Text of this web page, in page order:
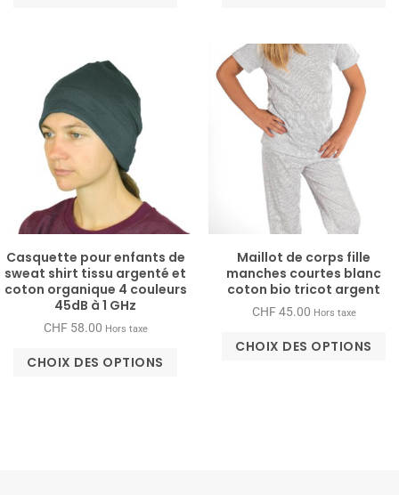
Casquette pour enfants de
sweat shirt tissu argenté et
coton organique 4 couleurs
45dB à 1 GHz
CHF58.00 Hors taxe
CHOIX DES OPTIONS
Maillot de corps fille
manches courtes blanc
coton bio tricot argent
CHF45.00 Hors taxe
CHOIX DES OPTIONS